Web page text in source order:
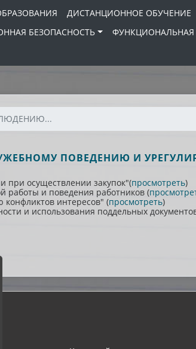
ДИСТАНЦИОННОЕ ОБУЧЕНИЕ
БЕЗОПАСНОСТЬ ФУНКЦИОНАЛЬНАЯ
ПОВЕДЕНИЮ И
при осуществлении закупок"(просмотреть)
работы и поведения работников (
интересов" (просмотреть)
и использования поддельных